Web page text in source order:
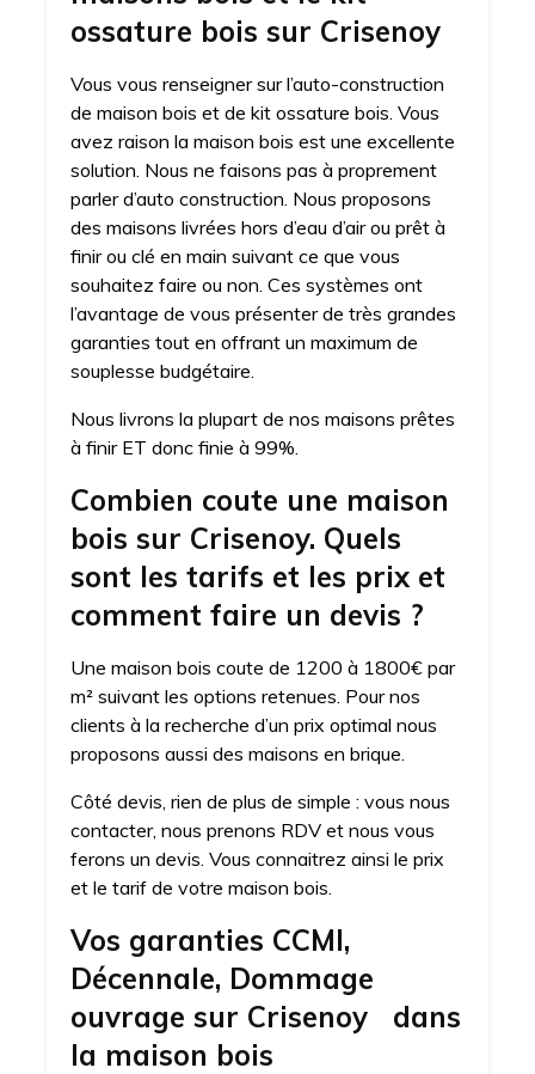
ossature bois sur Crisenoy
Vous vous renseigner sur l’auto-construction
de maison bois et de kit ossature bois. Vous
avez raison la maison bois est une excellente
solution. Nous ne faisons pas à proprement
parler d’auto construction. Nous proposons
des maisons livrées hors d’eau d’air ou prêt à
finir ou clé en main suivant ce que vous
souhaitez faire ou non. Ces systèmes ont
l’avantage de vous présenter de très grandes
garanties tout en offrant un maximum de
souplesse budgétaire.
Nous livrons la plupart de nos maisons prêtes
à finir ET donc finie à 99%.
Combien coute une maison
bois sur Crisenoy. Quels
sont les tarifs et les prix et
comment faire un devis ?
Une maison bois coute de 1200 à 1800€ par
m² suivant les options retenues. Pour nos
clients à la recherche d’un prix optimal nous
proposons aussi des maisons en brique.
Côté devis, rien de plus de simple : vous nous
contacter, nous prenons RDV et nous vous
ferons un devis. Vous connaitrez ainsi le prix
et le tarif de votre maison bois.
Vos garanties CCMI,
Décennale, Dommage
ouvrage sur Crisenoy dans
la maison bois